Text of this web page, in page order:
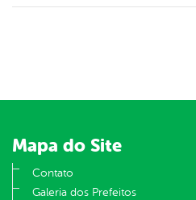
Mapa do Site
Contato
Galeria dos Prefeitos